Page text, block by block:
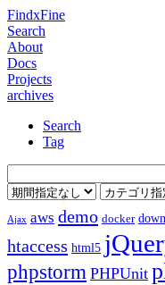
FindxFine
Search
About
Docs
Projects
archives
Search
Tag
Ajax aws demo docker
htaccess html5
phpstorm PHPUnit